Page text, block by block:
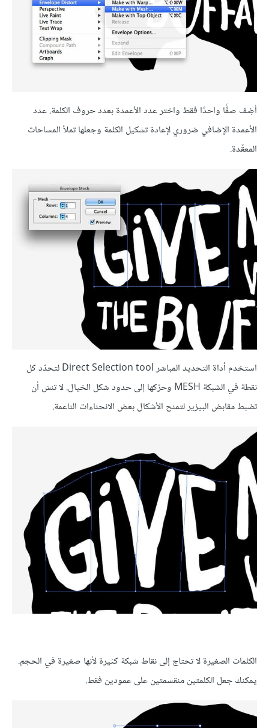
أضِف صفًّا واحدًا فقط واختر عدد الأعمدة بعدد حروف الكلمة. عدد
الأعمدة الإضافي ضروري لإعادة تشكيل الكلمة وجعلها تملأ المساحات
المعقّدة.
استخدم أداة التحديد المباشر Direct Selection tool لتحدّد كل
نقطة في الشبكة MESH وحرّكها إلى حدود شكل الخيال. لا تنسَ أن
تضبط مقابض البيزير لتمنح الأشكال بعض الانحناءات الناعمة.
الكلمات الصغيرة لا تحتاج إلى نقاط شبكة كثيرة لأنها صغيرة في الحجم.
يمكنك جعل الكلمتين منقسمتين على عمودين فقط.